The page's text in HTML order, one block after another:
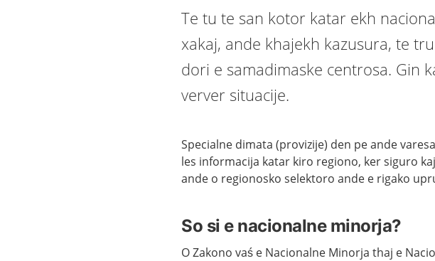
Te tu te san kotor katar ekh
xakaj, ande khajekh kazusura, te
dori e samadimaske centrosa. Gin
verver situacije.
Specialne dimata (provizije) den pe ande
les informacija katar kiro regiono, ker siguro
ande o regionosko selektoro ande e rigako
So si e nacionalne minorja?
O Zakono vaś e Nacionalne Minorja thaj e